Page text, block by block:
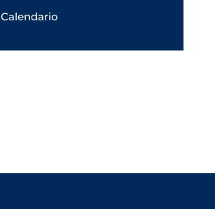
Calendario